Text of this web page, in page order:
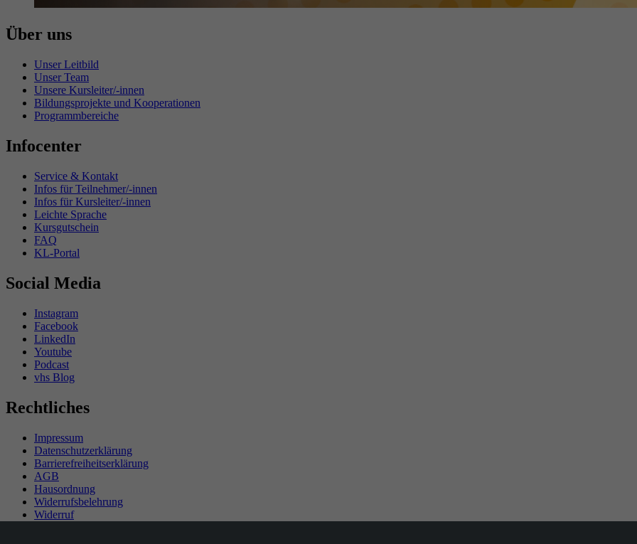
Über uns
Unser Leitbild
Unser Team
Unsere Kursleiter/-innen
Bildungsprojekte und Kooperationen
Programmbereiche
Infocenter
Service & Kontakt
Infos für Teilnehmer/-innen
Infos für Kursleiter/-innen
Leichte Sprache
Kursgutschein
FAQ
KL-Portal
Social Media
Instagram
Facebook
LinkedIn
Youtube
Podcast
vhs Blog
Rechtliches
Impressum
Datenschutzerklärung
Barrierefreiheitserklärung
AGB
Hausordnung
Widerrufsbelehrung
Widerruf